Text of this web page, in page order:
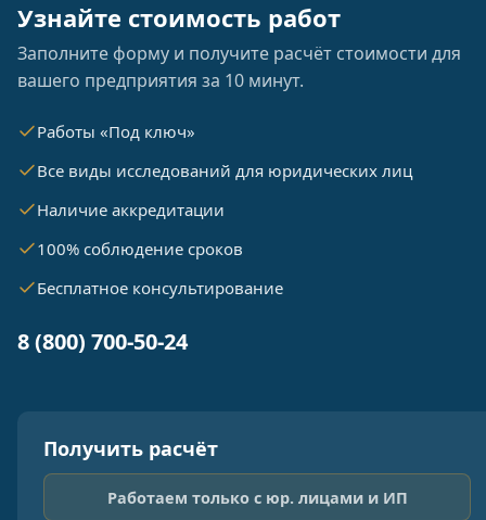
Узнайте стоимость работ
Заполните форму и получите расчёт стоимости для
вашего предприятия за 10 минут.
Работы «Под ключ»
Все виды исследований для юридических лиц
Наличие аккредитации
100% соблюдение сроков
Бесплатное консультирование
8 (800) 700-50-24
Получить расчёт
Работаем только с юр. лицами и ИП